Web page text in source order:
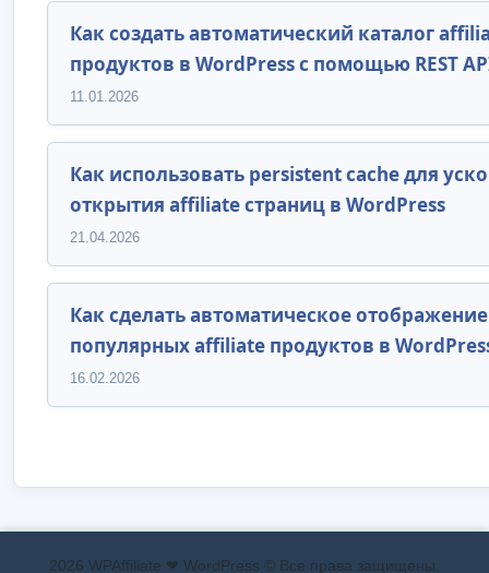
Как создать автоматический каталог
продуктов в WordPress с помощью REST
11.01.2026
Как использовать persistent cache для
открытия affiliate страниц в WordPress
21.04.2026
Как сделать автоматическое отображение
популярных affiliate продуктов в
16.02.2026
2026 WPAffiliate ❤ WordPress © Все права защищены.